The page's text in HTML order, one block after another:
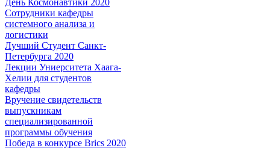
День Космонавтики 2020
Сотрудники кафедры
системного анализа и
логистики
Лучший Студент Санкт-
Петербурга 2020
Лекции Униерситета Хаага-
Хелии для студентов
кафедры
Вручение свидетельств
выпускникам
специализированной
программы обучения
Победа в конкурсе Brics 2020